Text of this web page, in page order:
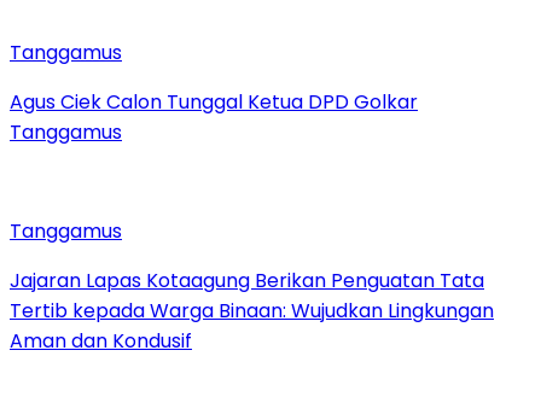
Tanggamus
Agus Ciek Calon Tunggal Ketua DPD Golkar
Tanggamus
Tanggamus
Jajaran Lapas Kotaagung Berikan Penguatan Tata
Tertib kepada Warga Binaan: Wujudkan Lingkungan
Aman dan Kondusif